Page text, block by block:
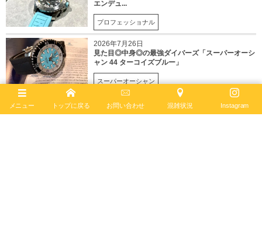
エンデュ...
プロフェッショナル
2026年7月26日
見た目◎中身◎の最強ダイバーズ「スーパーオーシ
ャン 44 ターコイズブルー」
スーパーオーシャン
2026年7月19日
ゴールド×セラミックのメリハリデザインを楽し
メニュー トップに戻る お問い合わせ 混雑状況 Instagram